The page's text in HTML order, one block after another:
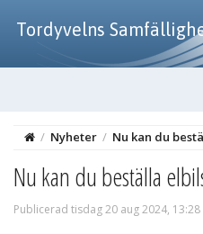
Tordyvelns
/ Nyheter / Nu kan du
Nu kan du beställa
Publicerad tisdag 20 aug 2024, 13:28